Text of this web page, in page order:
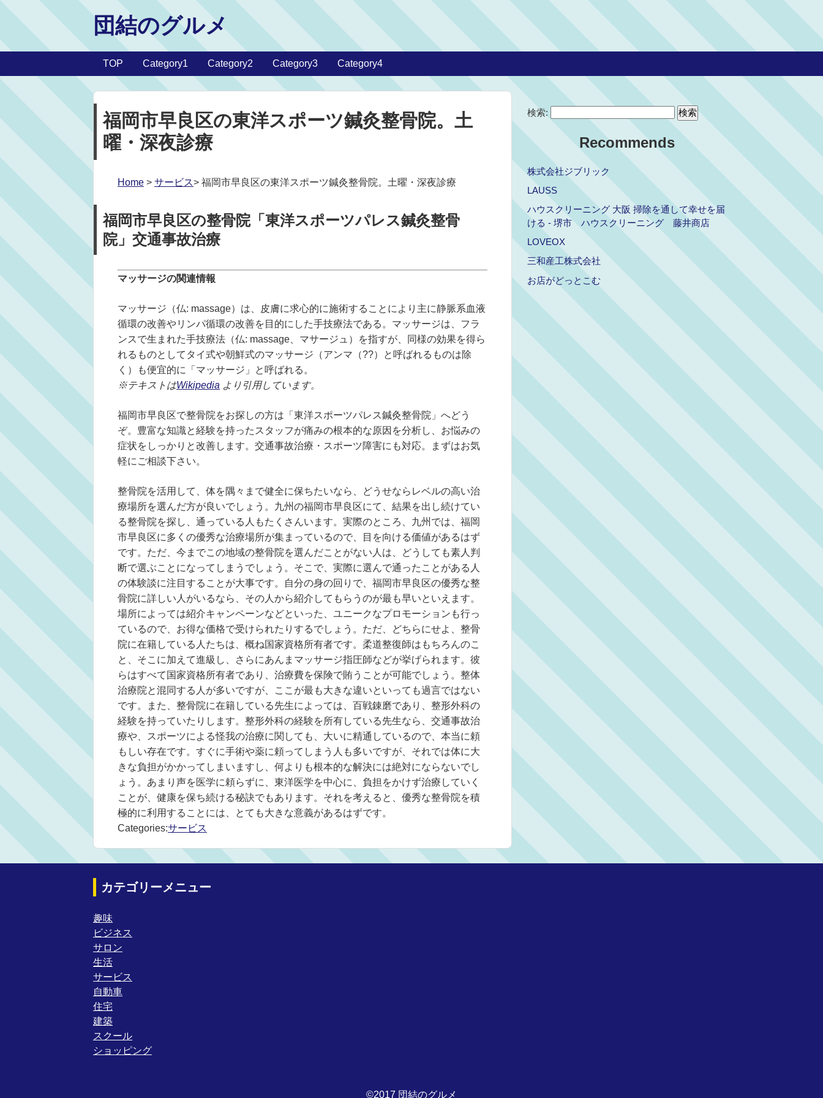
団結のグルメ
TOP Category1 Category2 Category3 Category4
福岡市早良区の東洋スポーツ鍼灸整骨院。土
曜・深夜診療
Home > サービス> 福岡市早良区の東洋スポーツ鍼灸整骨院。土曜・深夜診療
福岡市早良区の整骨院「東洋スポーツパレス鍼灸整骨
院」交通事故治療
マッサージの関連情報
マッサージ（仏: massage）は、皮膚に求心的に施術することにより主に静脈系血液
循環の改善やリンパ循環の改善を目的にした手技療法である。マッサージは、フラ
ンスで生まれた手技療法（仏: massage、マサージュ）を指すが、同様の効果を得ら
れるものとしてタイ式や朝鮮式のマッサージ（アンマ（??）と呼ばれるものは除
く）も便宜的に「マッサージ」と呼ばれる。
※テキストはWikipedia より引用しています。
福岡市早良区で整骨院をお探しの方は「東洋スポーツパレス鍼灸整骨院」へどう
ぞ。豊富な知識と経験を持ったスタッフが痛みの根本的な原因を分析し、お悩みの
症状をしっかりと改善します。交通事故治療・スポーツ障害にも対応。まずはお気
軽にご相談下さい。
整骨院を活用して、体を隅々まで健全に保ちたいなら、どうせならレベルの高い治
療場所を選んだ方が良いでしょう。九州の福岡市早良区にて、結果を出し続けてい
る整骨院を探し、通っている人もたくさんいます。実際のところ、九州では、福岡
市早良区に多くの優秀な治療場所が集まっているので、目を向ける価値があるはず
です。ただ、今までこの地域の整骨院を選んだことがない人は、どうしても素人判
断で選ぶことになってしまうでしょう。そこで、実際に選んで通ったことがある人
の体験談に注目することが大事です。自分の身の回りで、福岡市早良区の優秀な整
骨院に詳しい人がいるなら、その人から紹介してもらうのが最も早いといえます。
場所によっては紹介キャンペーンなどといった、ユニークなプロモーションも行っ
ているので、お得な価格で受けられたりするでしょう。ただ、どちらにせよ、整骨
院に在籍している人たちは、概ね国家資格所有者です。柔道整復師はもちろんのこ
と、そこに加えて進級し、さらにあんまマッサージ指圧師などが挙げられます。彼
らはすべて国家資格所有者であり、治療費を保険で賄うことが可能でしょう。整体
治療院と混同する人が多いですが、ここが最も大きな違いといっても過言ではない
です。また、整骨院に在籍している先生によっては、百戦錬磨であり、整形外科の
経験を持っていたりします。整形外科の経験を所有している先生なら、交通事故治
療や、スポーツによる怪我の治療に関しても、大いに精通しているので、本当に頼
もしい存在です。すぐに手術や薬に頼ってしまう人も多いですが、それでは体に大
きな負担がかかってしまいますし、何よりも根本的な解決には絶対にならないでし
ょう。あまり声を医学に頼らずに、東洋医学を中心に、負担をかけず治療していく
ことが、健康を保ち続ける秘訣でもあります。それを考えると、優秀な整骨院を積
極的に利用することには、とても大きな意義があるはずです。
Categories:サービス
検索:
Recommends
株式会社ジブリック
LAUSS
ハウスクリーニング 大阪 掃除を通して幸せを届
ける - 堺市 ハウスクリーニング 藤井商店
LOVEOX
三和産工株式会社
お店がどっとこむ
カテゴリーメニュー
趣味
ビジネス
サロン
生活
サービス
自動車
住宅
建築
スクール
ショッピング
©2017 団結のグルメ